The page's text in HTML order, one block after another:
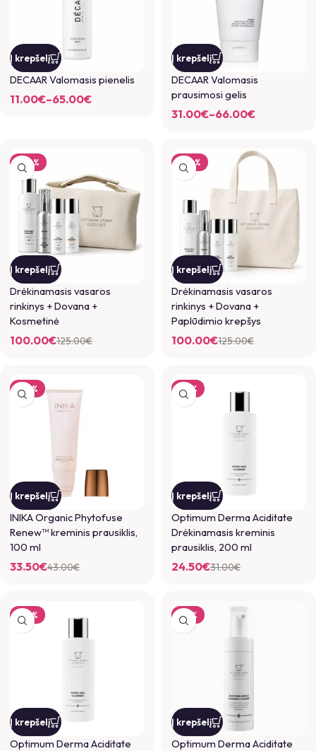
Į krepšelį
DECAAR Valomasis pienelis
11.00€–65.00€
Į krepšelį
DECAAR Valomasis
prausimosi gelis
31.00€–66.00€
-20%
Į krepšelį
Drėkinamasis vasaros
rinkinys + Dovana +
Kosmetinė
125.00€
100.00€
-20%
Į krepšelį
Drėkinamasis vasaros
rinkinys + Dovana +
Paplūdimio krepšys
125.00€
100.00€
-22%
Į krepšelį
INIKA Organic Phytofuse
Renew™ kreminis prausiklis,
100 ml
43.00€
33.50€
-21%
Į krepšelį
Optimum Derma Aciditate
Drėkinamasis kreminis
prausiklis, 200 ml
31.00€
24.50€
-25%
Į krepšelį
Optimum Derma Aciditate
-17%
Į krepšelį
Optimum Derma Aciditate